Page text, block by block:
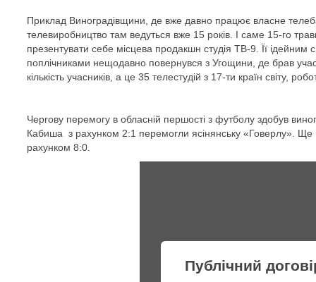
Приклад Виноградівщини, де вже давно працює власне
телевиробництво там ведуться вже 15 років. І саме 15-го
презентувати себе місцева продакшн студія ТВ-9. Її
поплічниками нещодавно повернувся з Угощини, де брав
кількість учасників, а це 35 телестудій з 17-ти країн світу,
Чергову перемогу в обласній першості з футболу здобув
Кабиша з рахунком 2:1 перемогли ясінянську «Говерлу».
рахунком 8:0.
Публічний